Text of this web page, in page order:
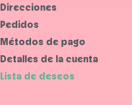
Direcciones
Pedidos
Métodos de pago
Detalles de la cuenta
Lista de deseos